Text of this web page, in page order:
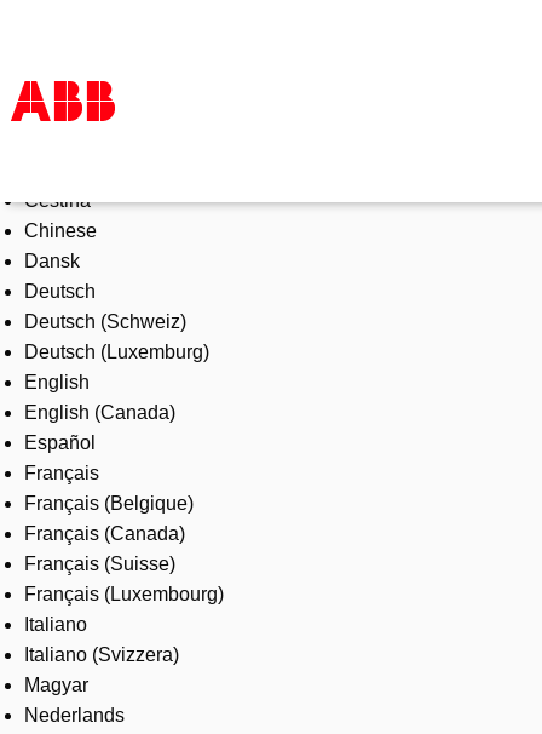
Products & Solutions
Industries
Services
About us
Where to buy
Contact us
Careers
Čeština
Chinese
Dansk
Deutsch
Deutsch (Schweiz)
Deutsch (Luxemburg)
English
English (Canada)
Español
Français
Français (Belgique)
Français (Canada)
Français (Suisse)
Français (Luxembourg)
Italiano
Italiano (Svizzera)
Magyar
Nederlands